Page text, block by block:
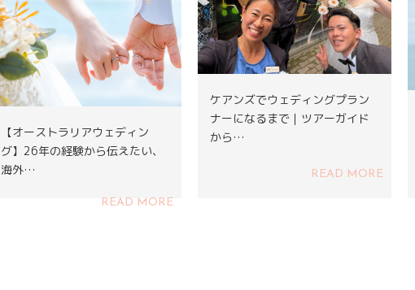
【オーストラリアウェディン
グ】26年の経験から伝えたい、
海外…
READ MORE
ケアンズでウェディングプラン
ナーになるまで｜ツアーガイド
から…
READ MORE